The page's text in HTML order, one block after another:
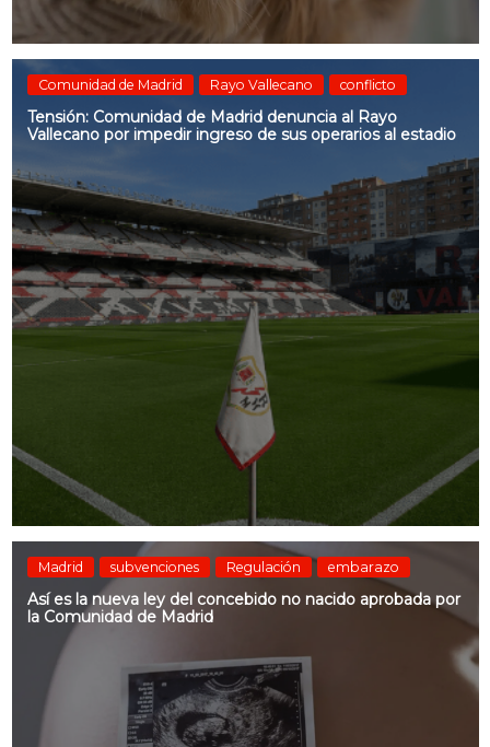
Comunidad de Madrid Rayo Vallecano conflicto
Tensión: Comunidad de Madrid denuncia al Rayo
Vallecano por impedir ingreso de sus operarios al estadio
Madrid subvenciones Regulación embarazo
Así es la nueva ley del concebido no nacido aprobada por
la Comunidad de Madrid